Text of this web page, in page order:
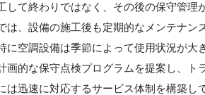
して終わりではなく、その後の保守管
は、設備の施工後も定期的なメンテナ
に空調設備は季節によって使用状況が
画的な保守点検プログラムを提案し、
は迅速に対応するサービス体制を構築